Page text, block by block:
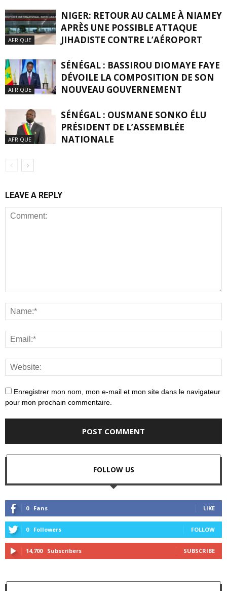
AFRIQUE
NIGER: RETOUR AU CALME À NIAMEY
APRÈS UNE POSSIBLE ATTAQUE
JIHADISTE CONTRE L’AÉROPORT
AFRIQUE
SÉNÉGAL : BASSIROU DIOMAYE FAYE
DÉVOILE LA COMPOSITION DE SON
NOUVEAU GOUVERNEMENT
AFRIQUE
SÉNÉGAL : OUSMANE SONKO ÉLU
PRÉSIDENT DE L’ASSEMBLÉE
NATIONALE
LEAVE A REPLY
Enregistrer mon nom, mon e-mail et mon site dans le navigateur
pour mon prochain commentaire.
FOLLOW US
0 Fans LIKE
0 Followers FOLLOW
14,700 Subscribers SUBSCRIBE